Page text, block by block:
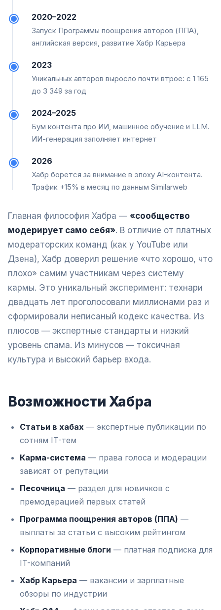
2020–2022
Запуск Программы поощрения авторов (ППА),
английская версия, развитие Хабр Карьера
2023
Уникальных авторов выросло почти втрое: с 1 165
до 3 349 за год
2024–2025
Бум контента про ИИ, машинное обучение и LLM.
ИИ-генерация заполняет интернет
2026
Хабр борется за внимание в эпоху AI-контента.
Трафик +15% в месяц по данным Similarweb
Главная философия Хабра — «сообщество
модерирует само себя». В отличие от платных
модераторских команд (как у YouTube или
Дзена), Хабр доверил решение «что хорошо, что
плохо» самим участникам через систему
кармы. Это уникальный эксперимент: технари
двадцать лет проголосовали миллионами раз и
сформировали неписаный кодекс качества. Из
плюсов — экспертные стандарты и низкий
уровень спама. Из минусов — токсичная
культура и высокий барьер входа.
Возможности Хабра
Статьи в хабах — экспертные публикации по
сотням IT-тем
Карма-система — права голоса и модерации
зависят от репутации
Песочница — раздел для новичков с
премодерацией первых статей
Программа поощрения авторов (ППА) —
выплаты за статьи с высоким рейтингом
Корпоративные блоги — платная подписка для
IT-компаний
Хабр Карьера — вакансии и зарплатные
обзоры по индустрии